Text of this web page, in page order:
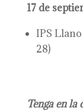
17 de
IPS
28)
Tenga en